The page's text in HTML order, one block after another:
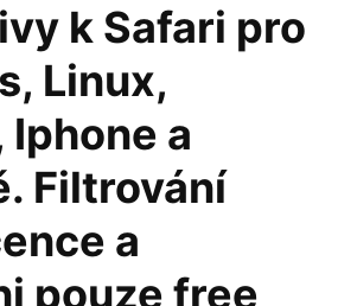
k Safari pro
Linux,
a
Filtrování
a
pouze free